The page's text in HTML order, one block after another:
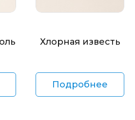
Хлорная известь
Подробнее